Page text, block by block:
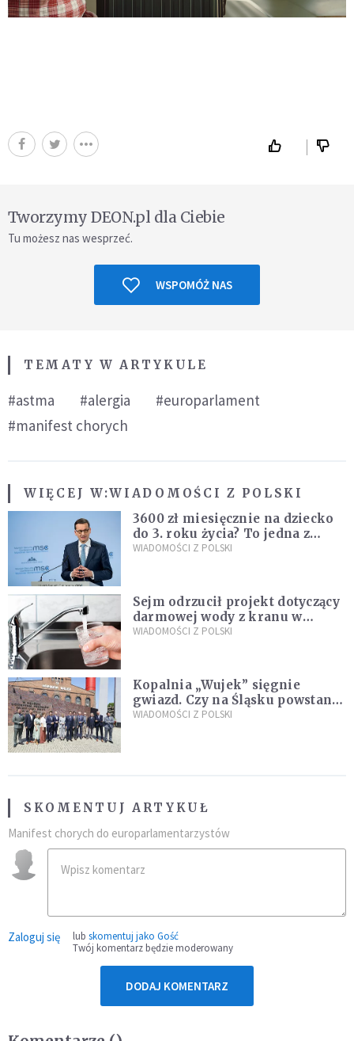
Tworzymy DEON.pl dla Ciebie
Tu możesz nas wesprzeć.
WSPOMÓŻ NAS
TEMATY W ARTYKULE
#astma #alergia
#europarlament
#manifest chorych
WIĘCEJ W:WIADOMOŚCI Z POLSKI
3600 zł miesięcznie na dziecko
do 3. roku życia? To jedna z
propozycji programu "Rozwój
WIADOMOŚCI Z POLSKI
Sejm odrzucił projekt dotyczący
darmowej wody z kranu w
restauracjach
WIADOMOŚCI Z POLSKI
Kopalnia „Wujek” sięgnie
gwiazd. Czy na Śląsku powstanie
„Dolina Krzemowa”?
WIADOMOŚCI Z POLSKI
SKOMENTUJ ARTYKUŁ
Manifest chorych do europarlamentarzystów
Zaloguj się lub skomentuj jako Gość
Twój komentarz będzie moderowany
DODAJ KOMENTARZ